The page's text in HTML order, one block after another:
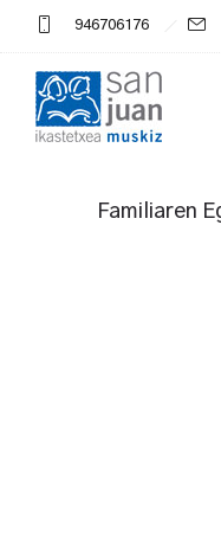
946706176
Familiaren